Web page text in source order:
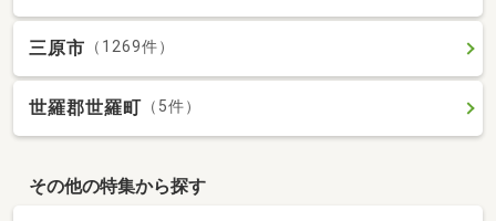
三原市 （1269件）
世羅郡世羅町 （5件）
その他の特集から探す